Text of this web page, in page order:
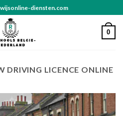
diensten.com
0
DRIVING LICENCE ONLINE